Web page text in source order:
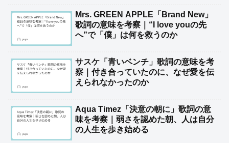
Mrs. GREEN APPLE「Brand New」
歌詞の意味を考察｜“I love youの先
へ”で「僕」は何を救うのか
サスケ「青いベンチ」歌詞の意味を考
察｜付き合っていたのに、なぜ愛を伝
えられなかったのか
Aqua Timez「決意の朝に」歌詞の意
味を考察｜弱さを認めた朝、人は自分
の人生を歩き始める